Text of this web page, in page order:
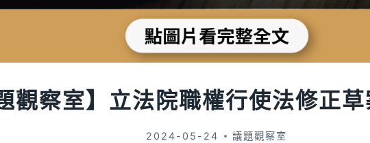
觀察室】立法院職權行使法修正
2024-05-24 議題觀察室